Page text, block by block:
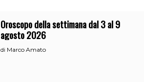
Oroscopo della settimana dal 3 al 9
agosto 2026
di Marco Amato